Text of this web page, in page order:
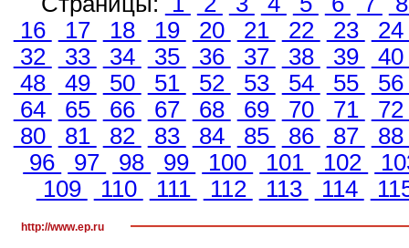
16
17 18 19 20 21 22 23
24
32
33 34 35 36 37 38 39
40
48
49 50 51 52 53 54 55
56
64
65 66 67 68 69 70 71
72
80
81 82 83 84 85 86 87
88
96
97 98 99 100 101 102
109
110 111 112 113 114
http://www.ep.ru